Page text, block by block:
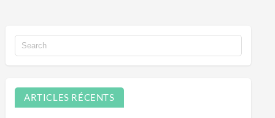
ARTICLES RÉCENTS